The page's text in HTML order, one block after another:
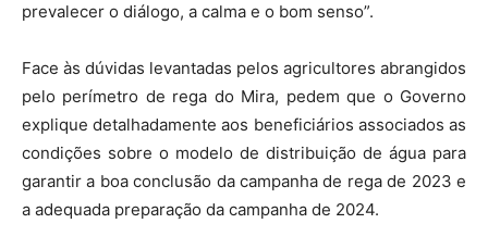
prevalecer o diálogo, a calma e o bom senso”.
Face às dúvidas levantadas pelos agricultores abrangidos
pelo perímetro de rega do Mira, pedem que o Governo
explique detalhadamente aos beneficiários associados as
condições sobre o modelo de distribuição de água para
garantir a boa conclusão da campanha de rega de 2023 e
a adequada preparação da campanha de 2024.